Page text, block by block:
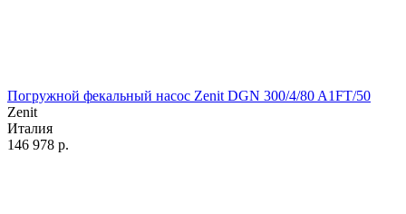
Погружной фекальный насос Zenit DGN 300/4/80 A1FT/50
Zenit
Италия
146 978 р.